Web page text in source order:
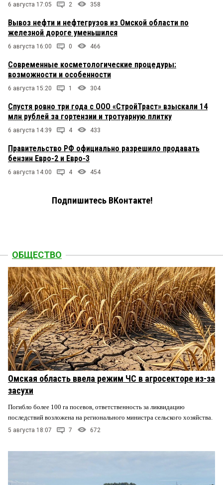
6 августа 17:05 2 358
Вывоз нефти и нефтегрузов из Омской области по
железной дороге уменьшился
6 августа 16:00 0 466
Современные косметологические процедуры:
возможности и особенности
6 августа 15:20 1 304
Спустя ровно три года с ООО «СтройТраст» взыскали 14
млн рублей за гортензии и тротуарную плитку
6 августа 14:39 4 433
Правительство РФ официально разрешило продавать
бензин Евро-2 и Евро-3
6 августа 14:00 4 454
Подпишитесь ВКонтакте!
ОБЩЕСТВО
Омская область ввела режим ЧС в агросекторе из-за
засухи
Погибло более 100 га посевов, ответственность за ликвидацию
последствий возложена на регионального министра сельского хозяйства.
5 августа 18:07 7 672